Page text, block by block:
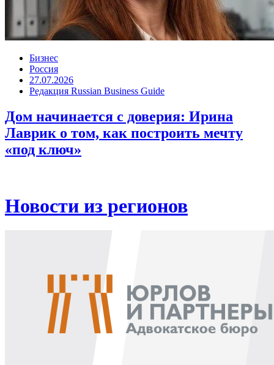
Бизнес
Россия
27.07.2026
Редакция Russian Business Guide
Дом начинается с доверия: Ирина
Лаврик о том, как построить мечту
«под ключ»
Новости из регионов